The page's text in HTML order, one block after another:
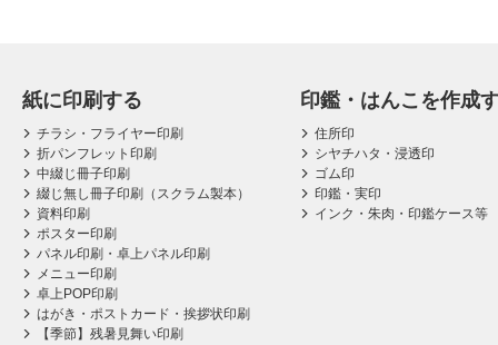
紙に印刷する
チラシ・フライヤー印刷
折パンフレット印刷
中綴じ冊子印刷
綴じ無し冊子印刷（スクラム製本）
資料印刷
ポスター印刷
パネル印刷・卓上パネル印刷
メニュー印刷
卓上POP印刷
はがき・ポストカード・挨拶状印刷
【季節】残暑見舞い印刷
印鑑・はんこを作成
住所印
シヤチハタ・浸透印
ゴム印
印鑑・実印
インク・朱肉・印鑑ケース等